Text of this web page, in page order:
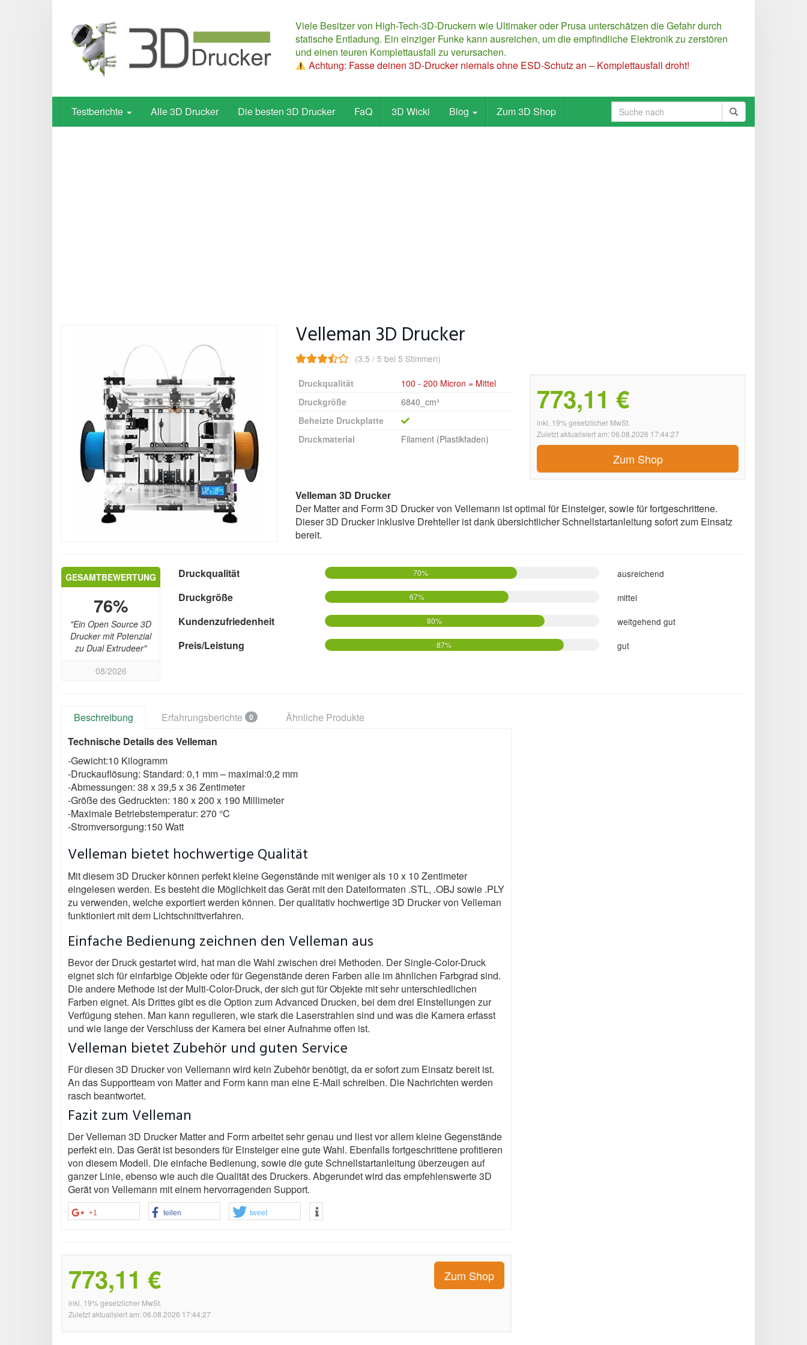
Viele Besitzer von High-Tech-3D-Druckern wie Ultimaker oder Prusa unterschätzen die Gefahr durch
statische Entladung. Ein einziger Funke kann ausreichen, um die empfindliche Elektronik zu zerstören
und einen teuren Komplettausfall zu verursachen.
Achtung: Fasse deinen 3D-Drucker niemals ohne ESD-Schutz an – Komplettausfall droht!
Testberichte Alle 3D Drucker Die besten 3D Drucker FaQ 3D Wicki Blog Zum 3D Shop
Velleman 3D Drucker
(3.5 / 5 bei 5 Stimmen)
773,11 €
inkl. 19% gesetzlicher MwSt.
Zuletzt aktualisiert am: 06.08.2026 17:44:27
Zum Shop
Druckqualität
100 - 200 Micron = Mittel
Druckgröße
6840_cm³
Beheizte Druckplatte
Druckmaterial
Filament (Plastikfaden)
Velleman 3D Drucker
Der Matter and Form 3D Drucker von Vellemann ist optimal für Einsteiger, sowie für fortgeschrittene.
Dieser 3D Drucker inklusive Drehteller ist dank übersichtlicher Schnellstartanleitung sofort zum Einsatz
bereit.
GESAMTBEWERTUNG
76%
"Ein Open Source 3D
Drucker mit Potenzial
zu Dual Extrudeer"
08/2026
Druckqualität 70% ausreichend
Druckgröße 67% mittel
Kundenzufriedenheit 80% weitgehend gut
Preis/Leistung 87% gut
Beschreibung Erfahrungsberichte 0
Ähnliche Produkte
Technische Details des Velleman
-Gewicht:10 Kilogramm
-Druckauflösung: Standard: 0,1 mm – maximal:0,2 mm
-Abmessungen: 38 x 39,5 x 36 Zentimeter
-Größe des Gedruckten: 180 x 200 x 190 Millimeter
-Maximale Betriebstemperatur: 270 °C
-Stromversorgung:150 Watt
Velleman bietet hochwertige Qualität
Mit diesem 3D Drucker können perfekt kleine Gegenstände mit weniger als 10 x 10 Zentimeter
eingelesen werden. Es besteht die Möglichkeit das Gerät mit den Dateiformaten .STL, .OBJ sowie .PLY
zu verwenden, welche exportiert werden können. Der qualitativ hochwertige 3D Drucker von Velleman
funktioniert mit dem Lichtschnittverfahren.
Einfache Bedienung zeichnen den Velleman aus
Bevor der Druck gestartet wird, hat man die Wahl zwischen drei Methoden. Der Single-Color-Druck
eignet sich für einfarbige Objekte oder für Gegenstände deren Farben alle im ähnlichen Farbgrad sind.
Die andere Methode ist der Multi-Color-Druck, der sich gut für Objekte mit sehr unterschiedlichen
Farben eignet. Als Drittes gibt es die Option zum Advanced Drucken, bei dem drei Einstellungen zur
Verfügung stehen. Man kann regulieren, wie stark die Laserstrahlen sind und was die Kamera erfasst
und wie lange der Verschluss der Kamera bei einer Aufnahme offen ist.
Velleman bietet Zubehör und guten Service
Für diesen 3D Drucker von Vellemann wird kein Zubehör benötigt, da er sofort zum Einsatz bereit ist.
An das Supportteam von Matter and Form kann man eine E-Mail schreiben. Die Nachrichten werden
rasch beantwortet.
Fazit zum Velleman
Der Velleman 3D Drucker Matter and Form arbeitet sehr genau und liest vor allem kleine Gegenstände
perfekt ein. Das Gerät ist besonders für Einsteiger eine gute Wahl. Ebenfalls fortgeschrittene profitieren
von diesem Modell. Die einfache Bedienung, sowie die gute Schnellstartanleitung überzeugen auf
ganzer Linie, ebenso wie auch die Qualität des Druckers. Abgerundet wird das empfehlenswerte 3D
Gerät von Vellemann mit einem hervorragenden Support.
+1 teilen tweet
773,11 €
inkl. 19% gesetzlicher MwSt.
Zuletzt aktualisiert am: 06.08.2026 17:44:27
Zum Shop